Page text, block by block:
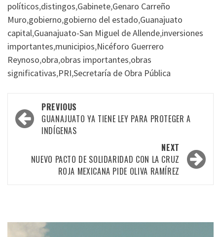
políticos,distingos,Gabinete,Genaro Carreño
Muro,gobierno,gobierno del estado,Guanajuato
capital,Guanajuato-San Miguel de Allende,inversiones
importantes,municipios,Nicéforo Guerrero
Reynoso,obra,obras importantes,obras
significativas,PRI,Secretaría de Obra Pública
Post
navigation
PREVIOUS
GUANAJUATO YA TIENE LEY PARA PROTEGER A
INDÍGENAS
NEXT
NUEVO PACTO DE SOLIDARIDAD CON LA CRUZ
ROJA MEXICANA PIDE OLIVA RAMÍREZ